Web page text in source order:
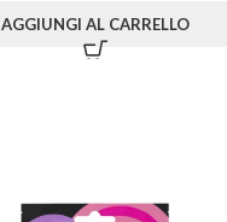
AGGIUNGI AL CARRELLO